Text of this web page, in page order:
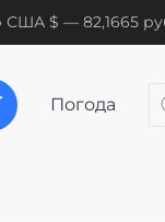
США $ — 82,1665
Погода